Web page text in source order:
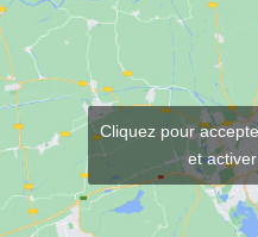
Cliquez pour
et